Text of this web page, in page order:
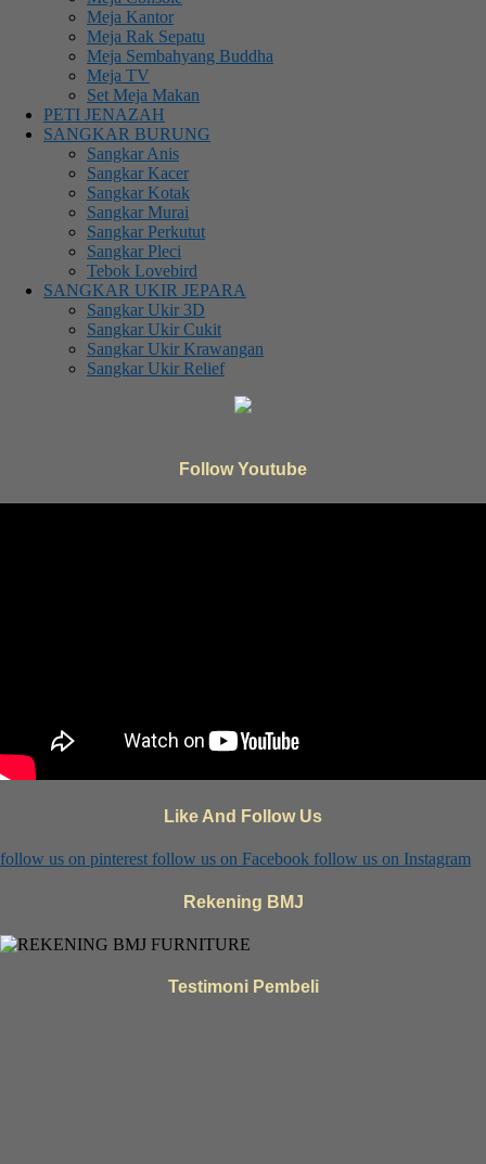
Meja Kantor
Meja Rak Sepatu
Meja Sembahyang Buddha
Meja TV
Set Meja Makan
PETI JENAZAH
SANGKAR BURUNG
Sangkar Anis
Sangkar Kacer
Sangkar Kotak
Sangkar Murai
Sangkar Perkutut
Sangkar Pleci
Tebok Lovebird
SANGKAR UKIR JEPARA
Sangkar Ukir 3D
Sangkar Ukir Cukit
Sangkar Ukir Krawangan
Sangkar Ukir Relief
Follow Youtube
Like And Follow Us
follow us on pinterest follow us on Facebook follow us on Instagram
Rekening BMJ
Testimoni Pembeli